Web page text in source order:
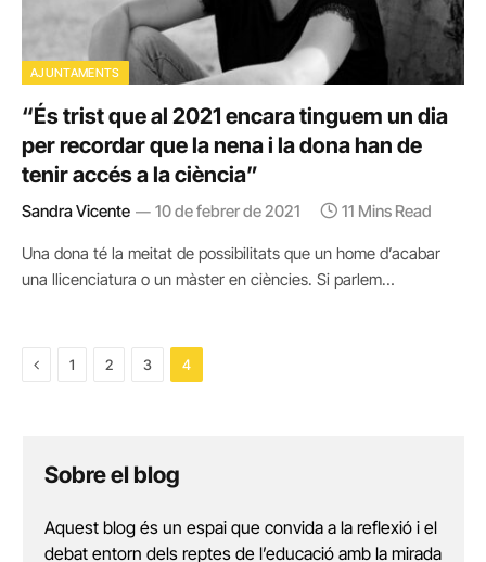
AJUNTAMENTS
“És trist que al 2021 encara tinguem un dia
per recordar que la nena i la dona han de
tenir accés a la ciència”
Sandra Vicente 10 de febrer de 2021 11 Mins Read
Una dona té la meitat de possibilitats que un home d’acabar
una llicenciatura o un màster en ciències. Si parlem…
Previous
1 2 3 4
Sobre el blog
Aquest blog és un espai que convida a la reflexió i el
debat entorn dels reptes de l’educació amb la mirada